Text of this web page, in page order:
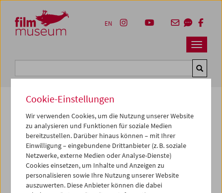
Zum Inhalt
Zum Hauptmenü
Zur Servicenavigation
Zum Suche
Navbar
EN
Ihr Warenkorb ist leer
Vertrag widerrufen
Cookie-Einstellungen
Wir verwenden Cookies, um die Nutzung unserer Website
zu analysieren und Funktionen für soziale Medien
bereitzustellen. Darüber hinaus können – mit Ihrer
Einwilligung – eingebundene Drittanbieter (z. B. soziale
Netzwerke, externe Medien oder Analyse-Dienste)
Cookies einsetzen, um Inhalte und Anzeigen zu
personalisieren sowie Ihre Nutzung unserer Website
auszuwerten. Diese Anbieter können die dabei